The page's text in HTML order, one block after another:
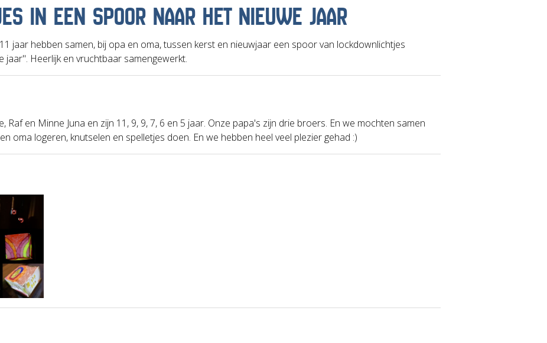
IN EEN SPOOR NAAR HET NIEUWE JAAR
jaar hebben samen, bij opa en oma, tussen kerst en nieuwjaar een spoor van lockdownlichtjes
jaar". Heerlijk en vruchtbaar samengewerkt.
Raf en Minne Juna en zijn 11, 9, 9, 7, 6 en 5 jaar. Onze papa's zijn drie broers. En we mochten samen
oma logeren, knutselen en spelletjes doen. En we hebben heel veel plezier gehad :)